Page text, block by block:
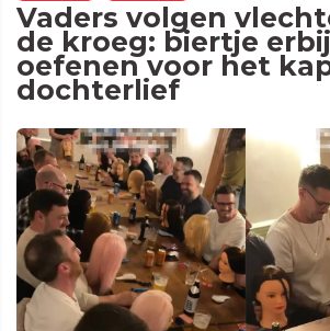
Vaders volgen
de kroeg: biertje
oefenen voor het
dochterlief